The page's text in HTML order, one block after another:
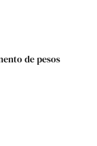
de pesos